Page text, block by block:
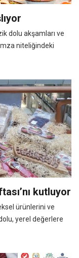
dolu akşamları ve
niteliğindeki
kutluyor
ürünlerini ve
yerel değerlere